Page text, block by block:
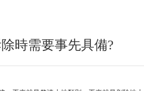
時需要事先具備?